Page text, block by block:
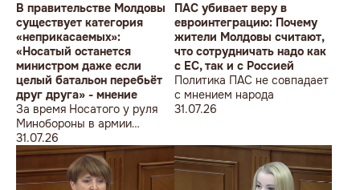
В правительстве Молдовы
существует категория
«неприкасаемых»:
«Носатый останется
министром даже если
целый батальон перебьёт
друг друга» - мнение
За время Носатого у руля
Минобороны в армии
погибли 9 человек в мирное
время, включая
несовершеннолетнего
юношу
31.07.26
ПАС убивает веру в
евроинтеграцию: Почему
жители Молдовы считают,
что сотрудничать надо как
с ЕС, так и с Россией
Политика ПАС не совпадает
с мнением народа
31.07.26